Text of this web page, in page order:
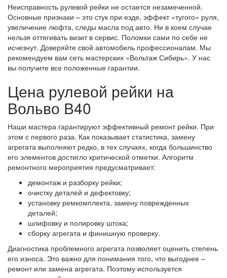
Неисправность рулевой рейки не остается незамеченной.
Основные признаки – это стук при езде, эффект «тугого» руля,
увеличение люфта, следы масла под авто. Ни в коем случае
нельзя оттягивать визит в сервис. Поломки сами по себе не
исчезнут. Доверяйте свой автомобиль профессионалам. Мы
рекомендуем вам сеть мастерских «Вольтаж Сибирь». У нас
вы получите все положенные гарантии.
Цена рулевой рейки на
Вольво В40
Наши мастера гарантируют эффективный ремонт рейки. При
этом с первого раза. Как показывает статистика, замену
агрегата выполняют редко, в тех случаях, когда большинство
его элементов достигло критической отметки. Алгоритм
ремонтного мероприятия предусматривает:
демонтаж и разборку рейки;
очистку деталей и дефектовку;
установку ремкомплекта, замену поврежденных
деталей;
шлифовку и полировку штока;
сборку агрегата и финишную проверку.
Диагностика проблемного агрегата позволяет оценить степень
его износа. Это важно для понимания того, что выгоднее –
ремонт или замена агрегата. Поэтому используется